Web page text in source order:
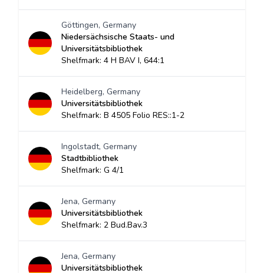
Göttingen, Germany
Niedersächsische Staats- und
Universitätsbibliothek
Shelfmark: 4 H BAV I, 644:1
Heidelberg, Germany
Universitätsbibliothek
Shelfmark: B 4505 Folio RES::1-2
Ingolstadt, Germany
Stadtbibliothek
Shelfmark: G 4/1
Jena, Germany
Universitätsbibliothek
Shelfmark: 2 Bud.Bav.3
Jena, Germany
Universitätsbibliothek